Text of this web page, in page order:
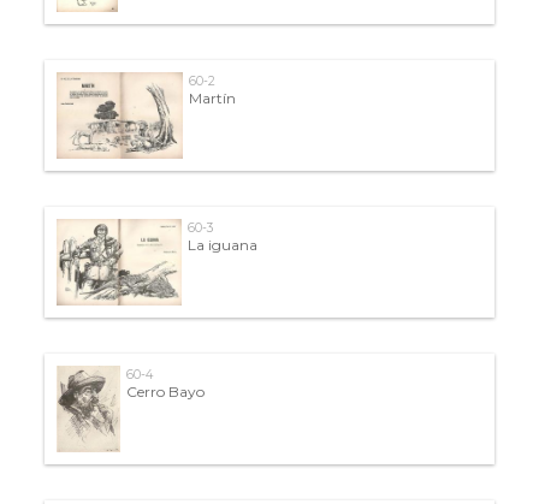
60-2
Martín
60-3
La iguana
60-4
Cerro Bayo